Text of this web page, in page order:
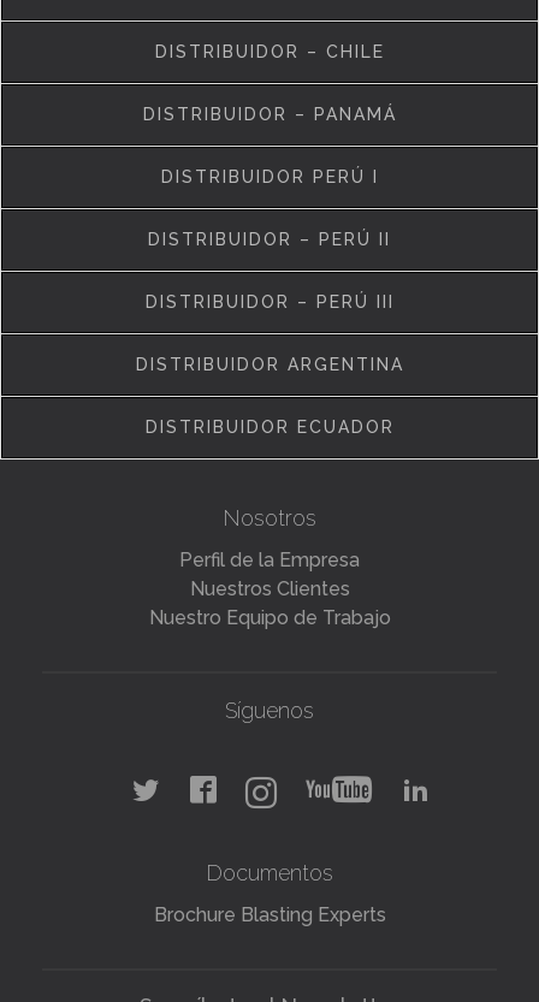
DISTRIBUIDOR – CHILE
DISTRIBUIDOR – PANAMÁ
DISTRIBUIDOR PERÚ I
DISTRIBUIDOR – PERÚ II
DISTRIBUIDOR – PERÚ III
DISTRIBUIDOR ARGENTINA
DISTRIBUIDOR ECUADOR
Nosotros
Perfil de la Empresa
Nuestros Clientes
Nuestro Equipo de Trabajo
Síguenos
Documentos
Brochure Blasting Experts